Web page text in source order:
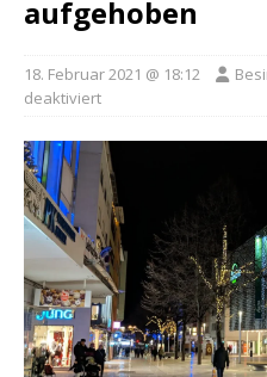
aufgehoben
18. Februar 2021 @ 18:12
deaktiviert